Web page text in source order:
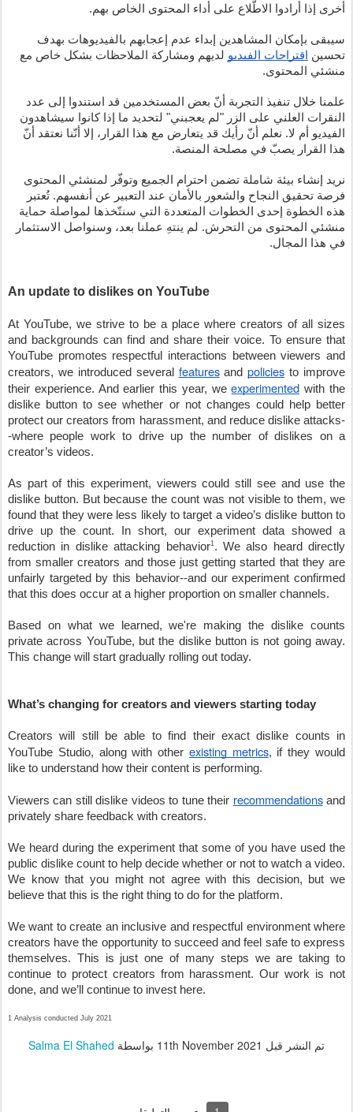
أخرى إذا أرادوا الاطّلاع على أداء المحتوى الخاص بهم.
تحسين
اقتراحات الفيديو
منشئي المحتوى.
الفيديو أم لا. نعلم أنّ رأيك قد يتعارض مع هذا القرار، إلا أنّنا
هذا القرار يصبّ في مصلحة المنصة.
في هذا المجال.
An update to dislikes on YouTube
At YouTube, we strive to be a place where creators of all sizes
and backgrounds can find and share their voice. To ensure that
YouTube promotes respectful interactions between viewers and
creators, we introduced several features and policies to improve
their experience. And earlier this year, we experimented with the
dislike button to see whether or not changes could help better
protect our creators from harassment, and reduce dislike attacks-
-where people work to drive up the number of dislikes on a
creator’s videos.
As part of this experiment, viewers could still see and use the
dislike button. But because the count was not visible to them, we
found that they were less likely to target a video’s dislike button to
drive up the count. In short, our experiment data showed a
reduction in dislike attacking behavior1. We also heard directly
from smaller creators and those just getting started that they are
unfairly targeted by this behavior--and our experiment confirmed
that this does occur at a higher proportion on smaller channels.
Based on what we learned, we're making the dislike counts
private across YouTube, but the dislike button is not going away.
This change will start gradually rolling out today.
What’s changing for creators and viewers starting today
Creators will still be able to find their exact dislike counts in
YouTube Studio, along with other existing metrics, if they would
like to understand how their content is performing.
Viewers can still dislike videos to tune their recommendations and
privately share feedback with creators.
We heard during the experiment that some of you have used the
public dislike count to help decide whether or not to watch a video.
believe that this is the right thing to do for the platform.
We want to create an inclusive and respectful environment where
creators have the opportunity to succeed and feel safe to express
themselves. This is just one of many steps we are taking to
continue to protect creators from harassment. Our work is not
done, and we’ll continue to invest here.
1 Analysis conducted July 2021
تم النشر قبل 11th November 2021 بواسطة Salma El Shahed